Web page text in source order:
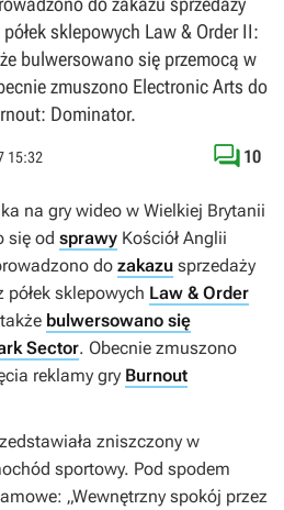
sklepowych Law & Order II:
bulwersowano się przemocą w
zmuszono Electronic Arts do
Dominator.
15:32  10
na gry wideo w Wielkiej Brytanii
się od sprawy Kościół Anglii
do zakazu sprzedaży
półek sklepowych Law & Order
bulwersowano się
Sector. Obecnie zmuszono
reklamy gry Burnout
zniszczony w
sportowy. Pod spodem
„Wewnętrzny spokój przez